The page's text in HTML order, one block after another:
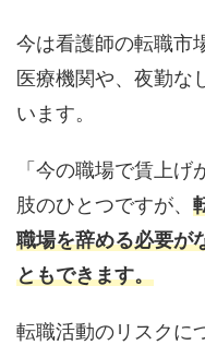
今は看護師の転職市
医療機関や、夜勤な
います。
「今の職場で賃上
肢のひとつですが、
職場を辞める必要が
ともできます。
転職活動のリスクに